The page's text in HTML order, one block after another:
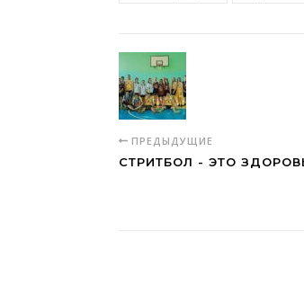
ПРЕДЫДУЩИЕ
СТРИТБОЛ - ЭТО